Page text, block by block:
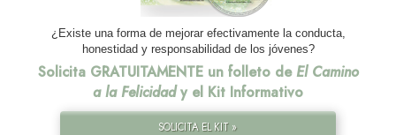
¿Existe una forma de mejorar efectivamente la conducta,
honestidad y responsabilidad de los jóvenes?
Solicita GRATUITAMENTE un folleto de El Camino
a la Felicidady el Kit Informativo
SOLICITA EL KIT »